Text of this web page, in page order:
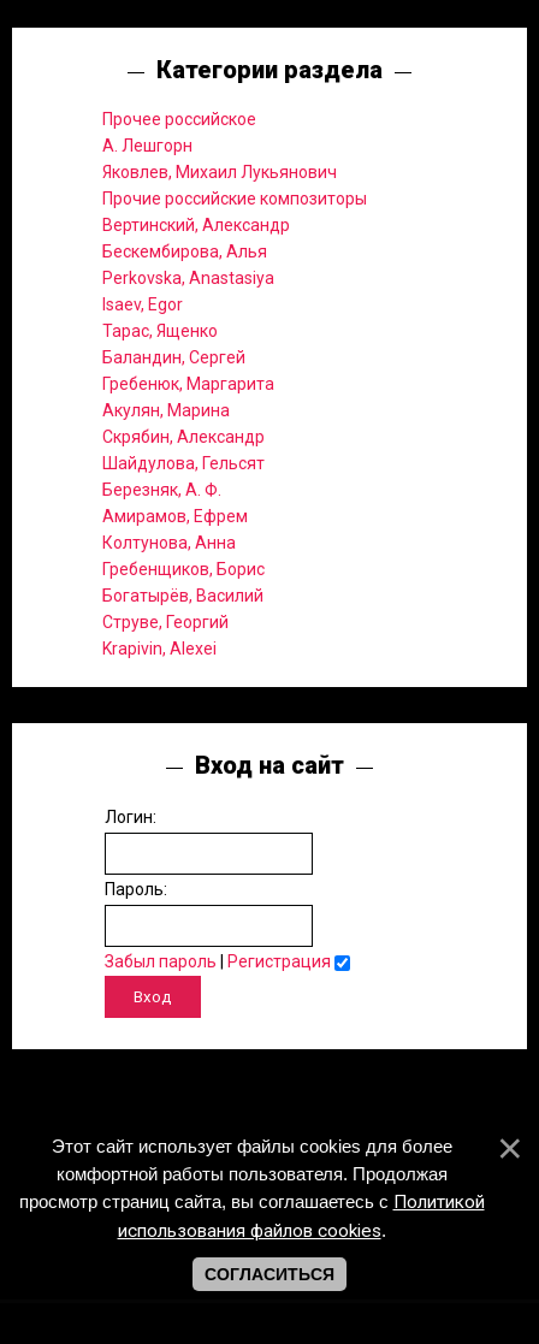
Категории раздела
Прочее российское
А. Лешгорн
Яковлев, Михаил Лукьянович
Прочие российские композиторы
Вертинский, Александр
Бескембирова, Алья
Perkovska, Anastasiya
Isaev, Egor
Тарас, Ященко
Баландин, Сергей
Гребенюк, Маргарита
Акулян, Марина
Скрябин, Александр
Шайдулова, Гельсят
Березняк, А. Ф.
Амирамов, Ефрем
Колтунова, Анна
Гребенщиков, Борис
Богатырёв, Василий
Струве, Георгий
Krapivin, Alexei
Вход на сайт
Логин:
Пароль:
Забыл пароль Регистрация
Этот сайт использует файлы cookies для более
комфортной работы пользователя. Продолжая
просмотр страниц сайта, вы соглашаетесь с Политикой
использования файлов cookies.
СОГЛАСИТЬСЯ